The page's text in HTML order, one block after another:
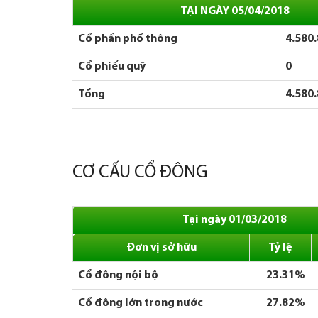
TẠI NGÀY 05/04/2018
Cổ phần phổ thông
Cổ phiếu quỹ 0
Tổng
CƠ CẤU CỔ ĐÔNG
Tại ngày 01/03/2018
Đơn vị sở hữu Tỷ lệ
Cổ đông nội bộ 23.31%
Cổ đông lớn trong nước 27.82%